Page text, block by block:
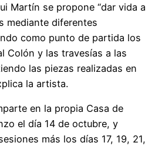
Martín se propone “dar vida a
mediante diferentes
como punto de partida los
Colón y las travesías a las
las piezas realizadas en
la artista.
en la propia Casa de
el día 14 de octubre, y
más los días 17, 19, 21,